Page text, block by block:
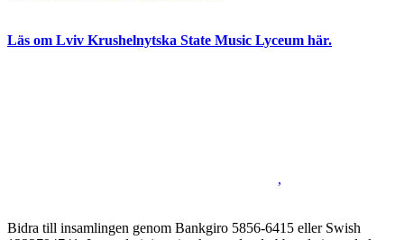
Läs om Lviv Krushelnytska State Music Lyceum här.
,
Bidra till insamlingen genom Bankgiro 5856-6415 eller Swish